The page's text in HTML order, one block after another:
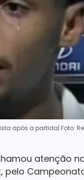
após a partida| Foto:
atenção